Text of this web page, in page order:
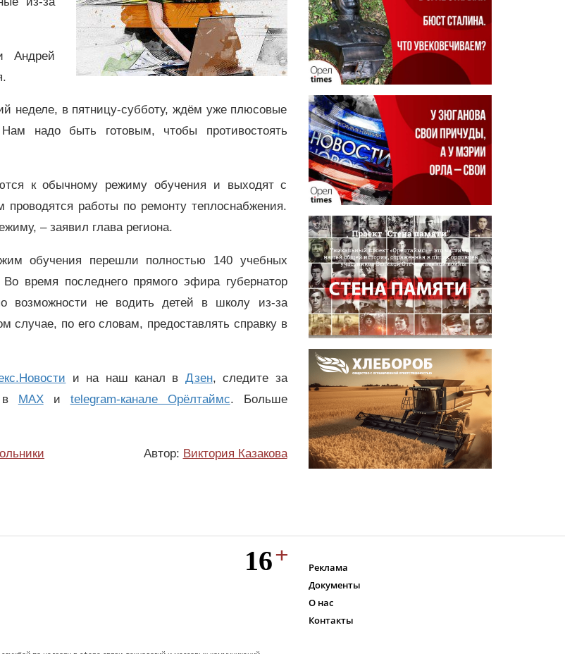
Андрей
неделе, в пятницу-субботу, ждём уже плюсовые
надо быть готовым, чтобы противостоять
к обычному режиму обучения и выходят с
работы по ремонту теплоснабжения.
– заявил глава региона.
обучения перешли полностью 140 учебных
время последнего прямого эфира губернатор
возможности не водить детей в школу из-за
случае, по его словам, предоставлять справку в
и на наш канал в Дзен, следите за
в MAXи telegram-канале Орёлтаймс. Больше
Автор: Виктория Казакова
Реклама
Документы
О нас
Контакты